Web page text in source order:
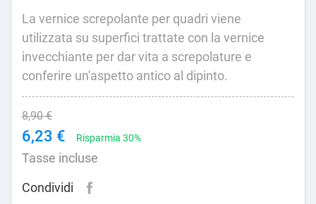
La vernice screpolante per quadri viene
utilizzata su superfici trattate con la vernice
invecchiante per dar vita a screpolature e
conferire un'aspetto antico al dipinto.
8,90 €
6,23 € Risparmia 30%
Tasse incluse
Condividi